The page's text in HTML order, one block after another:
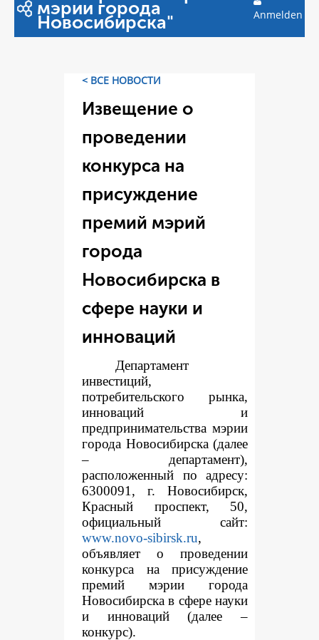
мэрии города
Новосибирска" Anmelden
< ВСЕ НОВОСТИ
Извещение о
проведении
конкурса на
присуждение
премий мэрий
города
Новосибирска в
сфере науки и
инноваций
Департамент
инвестиций,
потребительского рынка,
инноваций и
предпринимательства мэрии
города Новосибирска (далее
– департамент),
расположенный по адресу:
6300091, г. Новосибирск,
Красный проспект, 50,
официальный сайт:
www.novo-sibirsk.ru,
объявляет о проведении
конкурса на присуждение
премий мэрии города
Новосибирска в сфере науки
и инноваций (далее –
конкурс).